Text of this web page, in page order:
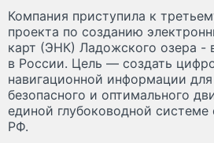
Компания приступила к
проекта по созданию
карт (ЭНК) Ладожского озера -
в России. Цель — создать
навигационной информации для
безопасного и оптимального
единой глубоководной системе
РФ.